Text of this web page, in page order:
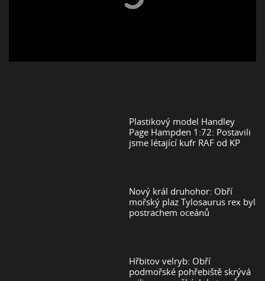
Plastikový model Handley
Page Hampden 1:72: Postavili
jsme létající kufr RAF od KP
Nový král druhohor: Obří
mořský plaz Tylosaurus rex byl
postrachem oceánů
Hřbitov velryb: Obří
podmořské pohřebiště skrývá